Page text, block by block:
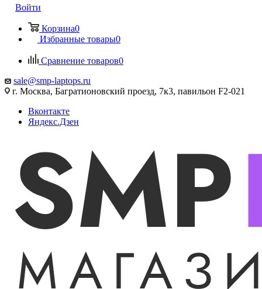
Войти
Корзина0
Избранные товары0
Сравнение товаров0
sale@smp-laptops.ru
г. Москва, Багратионовский проезд, 7к3, павильон F2-021
Вконтакте
Яндекс.Дзен